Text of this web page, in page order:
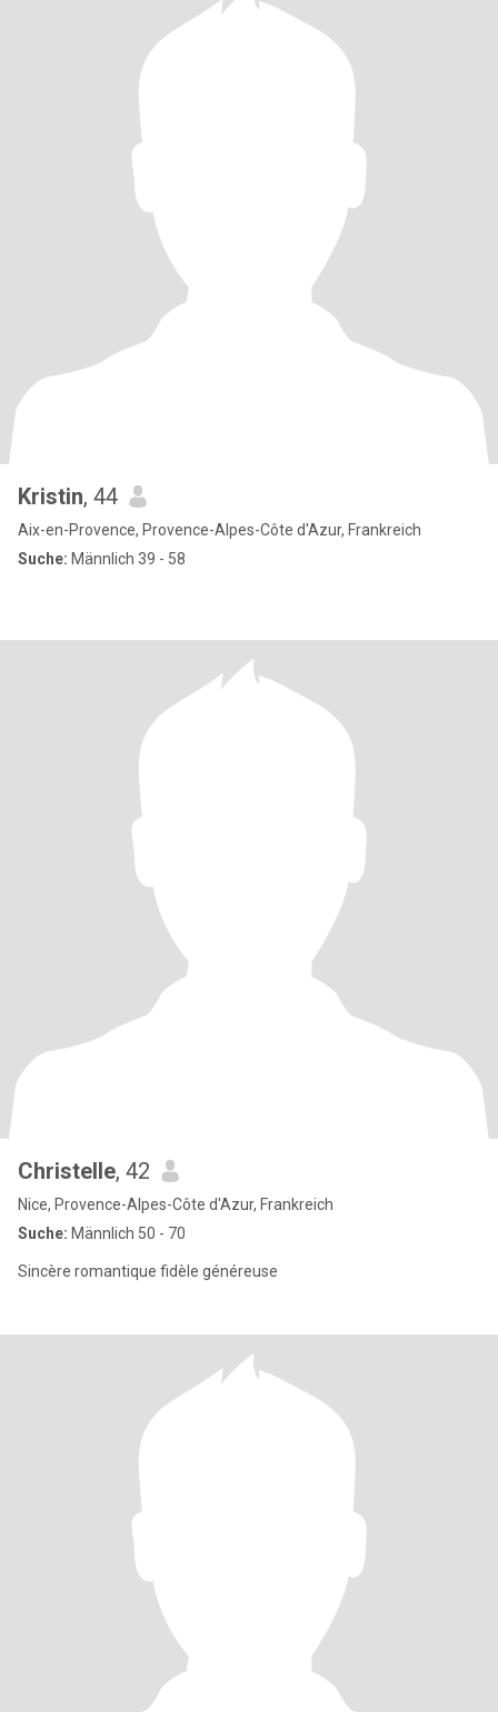
Kristin, 44
Aix-en-Provence, Provence-Alpes-Côte d'Azur, Frankreich
Suche: Männlich 39 - 58
Christelle, 42
Nice, Provence-Alpes-Côte d'Azur, Frankreich
Suche: Männlich 50 - 70
Sincère romantique fidèle généreuse